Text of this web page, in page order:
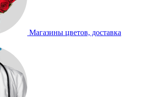
Магазины цветов, доставка